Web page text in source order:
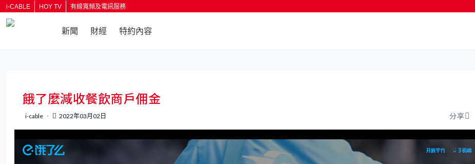
i-CABLE HOY TV 有線寬頻及電訊服務
新聞 財經 特約內容
餓了麼減收餐飲商戶佣金
i-cable 2022年03月02日 分享